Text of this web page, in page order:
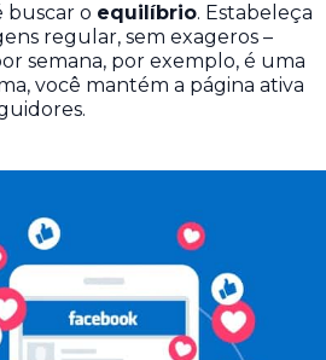
buscar o equilíbrio. Estabeleça
regular, sem exageros –
semana, por exemplo, é uma
você mantém a página ativa